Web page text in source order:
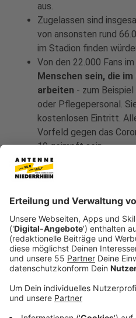
aus.
Zugelassen sind
von ansonsten rund
im Stadion finden
Von den 22.000 Fans
Menschen sein, die
arbeiten - zum
oder Pflegepersonal.
kostenlosen Eintritt.
Vorfeld gegen das
19 geimpft sein.
An der Seitenlinie, wo
und offizielles Personal
Schiedsrichter sollen
die Zuschauer.
In den vergangenen
häufig im Super Bowl.
England Patriots, nun
Tampa Bay Buccaneers
als zweiter
Super Bowl mit mehr